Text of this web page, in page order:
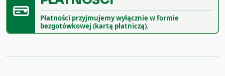
Płatności przyjmujemy wyłącznie w formie
bezgotówkowej (kartą płatniczą).